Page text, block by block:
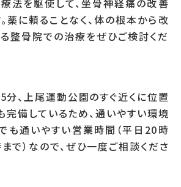
法を駆使して、坐骨神経痛の改善
薬に頼ることなく、体の根本から改
整骨院での治療をぜひご検討くだ
、上尾運動公園のすぐ近くに位置
完備しているため、通いやすい環境
も通いやすい営業時間（平日20時
で）なので、ぜひ一度ご相談くださ